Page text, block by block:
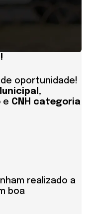
oportunidade!
,
e CNH categoria
realizado a
boa